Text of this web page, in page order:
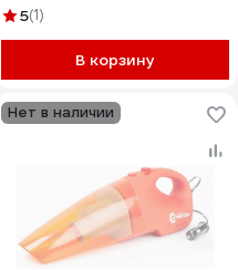
батарея 7.4V * 2200 mA /
насадки, LED фонарь,
магнитная крышка, зарядка
micro USB 5V 1,8A, сумка
RBV600
5(1)
В корзину
Нет в наличии